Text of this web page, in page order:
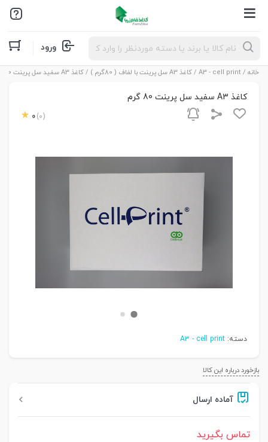
Products
search ورود
خانه /
A3 - cell print
/كاغذ A3 سل پرینت با لفاف ( 80گرم ) / کاغذ A3 سفید سل پرینت 80 گرم
کاغذ A3 سفید سل پرینت 80 گرم
0 (0)
دسته: A3 - cell print
بازخورد درباره این کالا
آماده ارسال
تماس بگیرید